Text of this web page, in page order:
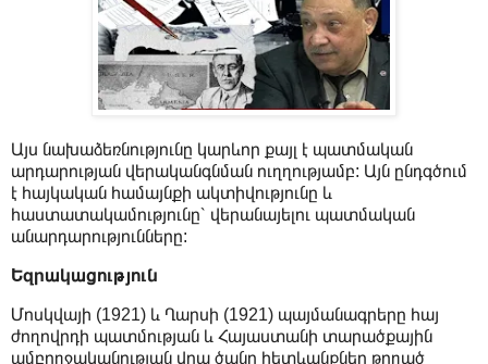
Այս նախաձեռնությունը կարևոր քայլ է պատմական
արդարության վերականգնման ուղղությամբ: Այն ընդգծում
է հայկական համայնքի ակտիվությունը և
հաստատակամությունը՝ վերանայելու պատմական
անարդարությունները:
Եզրակացություն
Մոսկվայի (1921) և Ղարսի (1921) պայմանագրերը հայ
ժողովրդի պատմության և Հայաստանի տարածքային
ամբողջականության վրա ծանր հետևանքներ թողած